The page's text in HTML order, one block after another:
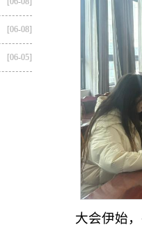
[06-08]
[06-05]
大会伊始